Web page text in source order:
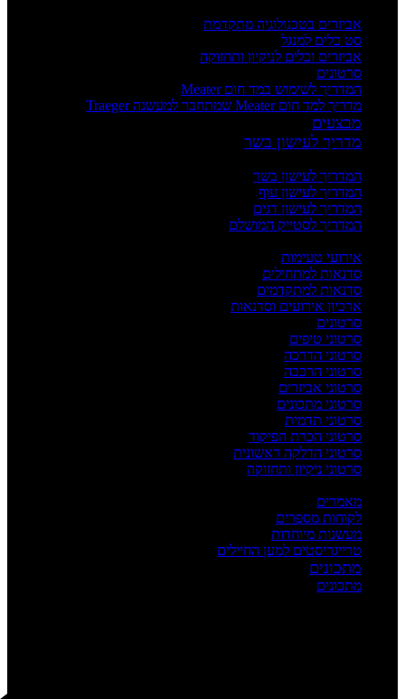
אביזרים בטכנולוגיה מתקדמת
סט כלים למנגל
אביזרים וכלים לניקיון ותחזוקה
סרטונים
המדריך לשימוש במד חום Meater
מדריך למד חום Meater שמתחבר למעשנה Traeger
מבצעים
מדריך לעישון בשר
המדריך לעישון בשר
המדריך לעישון עוף
המדריך לעישון דגים
המדריך לסטייק המושלם
אירועי טעימות
סדנאות למתחילים
סדנאות למתקדמים
ארכיון אירועים וסדנאות
סרטונים
סרטוני טיפים
סרטוני הדרכה
סרטוני הרכבה
סרטוני אביזרים
סרטוני מתכונים
סרטוני תדמית
סרטוני הכרת הפיקוד
סרטוני הדלקה ראשונית
סרטוני ניקיון ותחזוקה
מאמרים
לקוחות מספרים
מעשנות מיוחדות
טרייגריסטים למען החיילים
מתכונים
מתכונים